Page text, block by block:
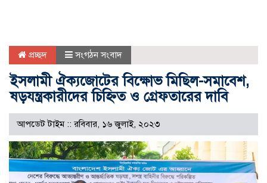
প্রচ্ছদ সংগঠন সংবাদ
ইসলামী ঐক্যজোটের বিক্ষোভ মিছিল-সমাবেশ,
ষড়যন্ত্রকারীদের চিহ্নিত ও গ্রেফতারের দাবি
আপডেট টাইম :: রবিবার, ১৬ জুলাই, ২০২৩